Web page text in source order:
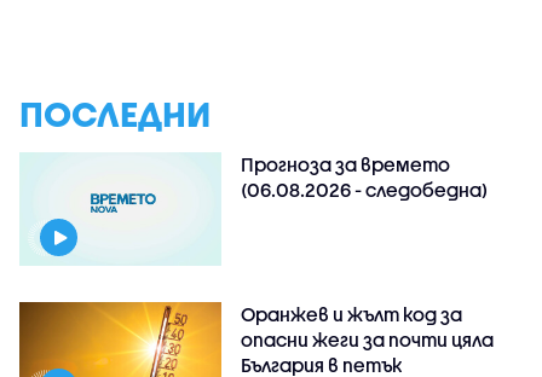
ПОСЛЕДНИ
Прогноза за времето
(06.08.2026 - следобедна)
Оранжев и жълт код за
опасни жеги за почти цяла
България в петък